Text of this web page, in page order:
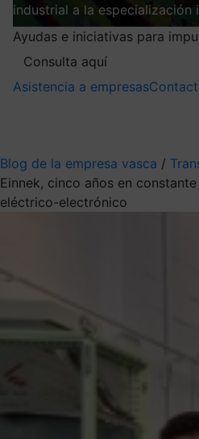
industrial a la especialización
Ayudas e iniciativas para
Consulta aquí
Asistencia a empresas
Blog de la empresa vasca /
Einnek, cinco años en
eléctrico-electrónico